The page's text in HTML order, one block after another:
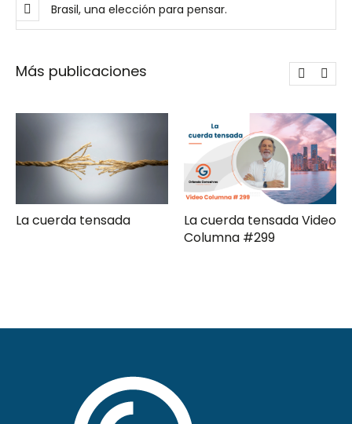
Brasil, una elección para pensar.
Más publicaciones
La cuerda tensada Video
Columna #299
Gerencia de
moderna Clave ComPol